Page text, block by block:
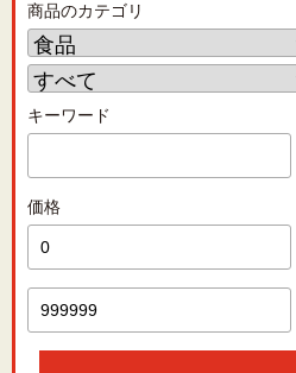
商品のカテゴリ
キーワード
価格